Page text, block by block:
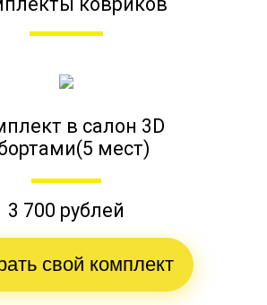
в салон 3D
мест)
3 700 рублей
свой комплект